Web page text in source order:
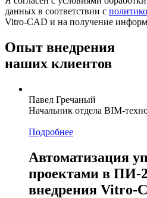
данных в соответствии с
Vitro-CAD и на получение
Опыт внедрения
наших клиентов
Павел Гречаный
Начальник отдела BIM-
Подробнее
Автоматизация
проектами в
внедрения Vitro-